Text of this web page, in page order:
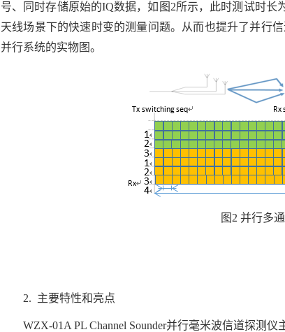
号、同时存储原始的IQ数据，如图 2所示，此时测试时长
天线场景下的快速时变的测量问题。从而也提升了并行
并行系统的实物图。
图2 并行多
2. 主要特性和亮点
WZX-01A PL Channel Sounder并行毫米波信道探测仪